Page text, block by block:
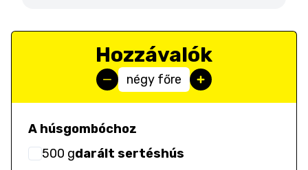
Hozzávalók
négy főre
A húsgombóchoz
500 gdarált sertéshús